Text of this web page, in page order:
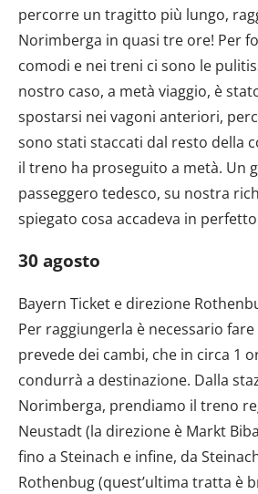
percorre un tragitto più lungo,
Norimberga in quasi tre ore! Per
comodi e nei treni ci sono le
nostro caso, a metà viaggio, è
spostarsi nei vagoni anteriori,
sono stati staccati dal resto della
il treno ha proseguito a metà. Un
passeggero tedesco, su nostra
spiegato cosa accadeva in
30 agosto
Bayern Ticket e direzione
Per raggiungerla è necessario
prevede dei cambi, che in circa 1
condurrà a destinazione. Dalla
Norimberga, prendiamo il treno
Neustadt (la direzione è Markt
fino a Steinach e infine, da
Rothenbug (quest’ultima tratta è